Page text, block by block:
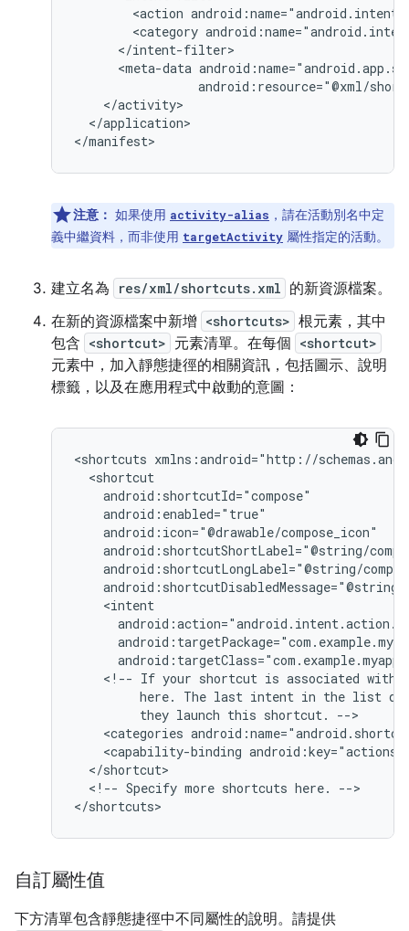
<action
<category
<meta-data
android:resource="@xml/
</application>
注意： 如果使用 activity-alias ，請在活動別名中定
義中繼資料，而非使用 targetActivity 屬性指定的活動。
建立名為 res/xml/shortcuts.xml 的新資源檔案。
在新的資源檔案中新增 <shortcuts> 根元素，其中
包含 <shortcut> 元素清單。在每個 <shortcut>
元素中，加入靜態捷徑的相關資訊，包括圖示、說明
標籤，以及在應用程式中啟動的意圖：
<shortcuts
<!-- If your shortcut is associated with
here.
The last intent in the list
they launch this shortcut.
<categories
<capability-binding
<!-- Specify more shortcuts here.
-->
自訂屬性值
下方清單包含靜態捷徑中不同屬性的說明。請提供